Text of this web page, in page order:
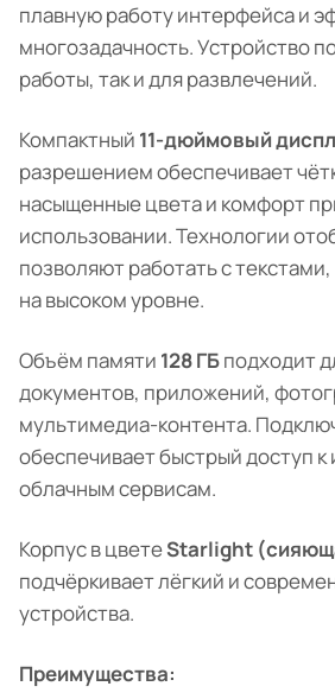
плавную работу интерфейса и
многозадачность. Устройство
работы, так и для развлечений.
Компактный 11-дюймовый
разрешением обеспечивает
насыщенные цвета и комфорт
использовании. Технологии
позволяют работать с
на высоком уровне.
Объём памяти 128 ГБподходит
документов, приложений,
мультимедиа-контента.
обеспечивает быстрый доступ к
облачным сервисам.
Корпус в цветеStarlight
подчёркивает лёгкий и
устройства.
Преимущества: